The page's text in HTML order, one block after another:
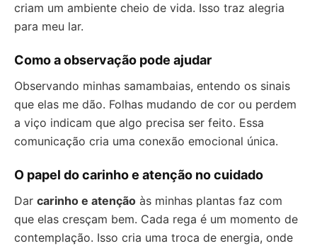
criam um ambiente cheio de vida. Isso traz alegria
para meu lar.
Como a observação pode ajudar
Observando minhas samambaias, entendo os sinais
que elas me dão. Folhas mudando de cor ou perdem
a viço indicam que algo precisa ser feito. Essa
comunicação cria uma conexão emocional única.
O papel do carinho e atenção no cuidado
Dar carinho e atenção às minhas plantas faz com
que elas cresçam bem. Cada rega é um momento de
contemplação. Isso cria uma troca de energia, onde